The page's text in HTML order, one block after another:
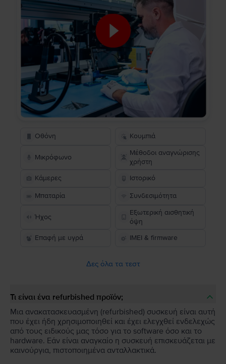
Οθόνη Κουμπιά
Μικρόφωνο
Μέθοδοι αναγνώρισης
χρήστη
Κάμερες
Ιστορικό
Μπαταρία Συνδεσιμότητα
Ήχος
Εξωτερική αισθητική
όψη
Επαφή με υγρά
IMEI & firmware
Δες όλα τα τεστ
Τι είναι ένα refurbished προϊόν;
Μια ανακατασκευασμένη (refurbished) συσκευή είναι αυτή
που έχει ήδη χρησιμοποιηθεί και έχει ελεγχθεί ενδελεχώς
από τους ειδικούς μας τόσο για το software όσο και το
hardware. Εάν είναι αναγκαίο η συσκευή επισκευάζεται με
καινούργια, πιστοποιημένα ανταλλακτικά.